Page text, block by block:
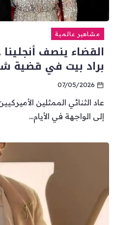
مشاهير عالمية
القضاء ينصف
براد بيت في قضية
07/05/2026
عاد الثنائي الممثلين
إلى الواجهة في الأيام...